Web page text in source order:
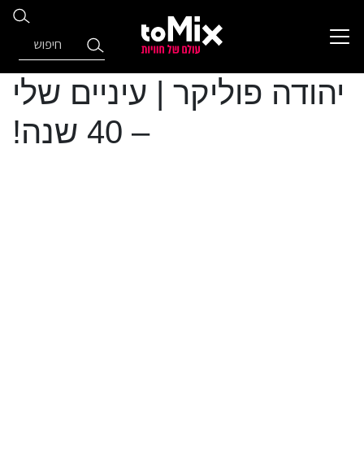
יהודה פוליקר | עיניים שלי
– 40 שנה!